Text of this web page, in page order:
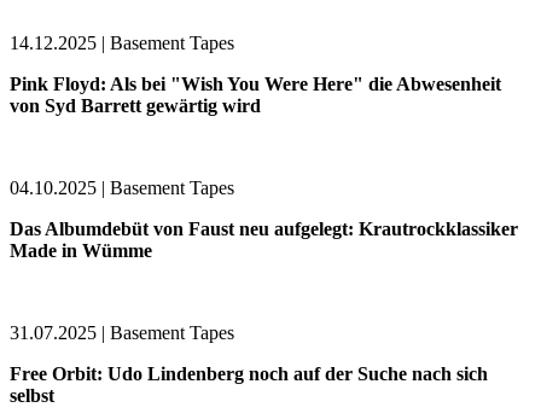
14.12.2025 | Basement Tapes
Pink Floyd: Als bei "Wish You Were Here" die Abwesenheit
von Syd Barrett gewärtig wird
04.10.2025 | Basement Tapes
Das Albumdebüt von Faust neu aufgelegt: Krautrockklassiker
Made in Wümme
31.07.2025 | Basement Tapes
Free Orbit: Udo Lindenberg noch auf der Suche nach sich
selbst